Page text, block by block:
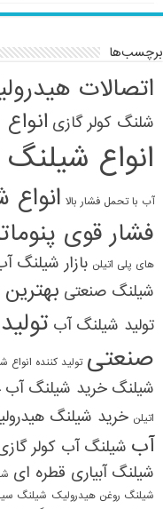
برچسب‌ها
اتصالات
شلنگ کولر گازی
انواع
آب با تحمل فشار بالا
فشار قوی
های پلی اتیلن بازار شیلنگ
شیلنگ صنعتی
تولید شیلنگ آب
صنعتی تولید کننده
شیلنگ خرید شیلنگ آب
اتیلن خرید شیلنگ
آب شیلنگ آب کولر
شیلنگ آبیاری قطره ای
شیلنگ روغن هیدرولیک شیلنگ